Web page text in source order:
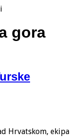
gora
Hrvatskom, ekipa